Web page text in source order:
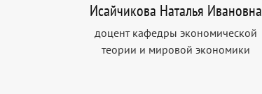
Исайчикова Наталья Ивановна
доцент кафедры экономической
теории и мировой экономики